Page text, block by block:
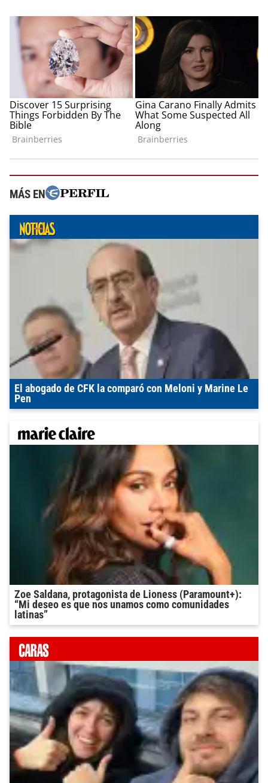
MÁS EN
El abogado de CFK la comparó con Meloni y Marine Le
Pen
Zoe Saldana, protagonista de Lioness (Paramount+):
“Mi deseo es que nos unamos como comunidades
latinas”